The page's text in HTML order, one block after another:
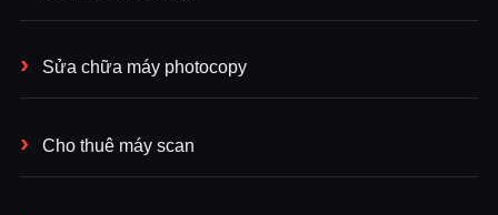
Sửa chữa máy photocopy
Cho thuê máy scan